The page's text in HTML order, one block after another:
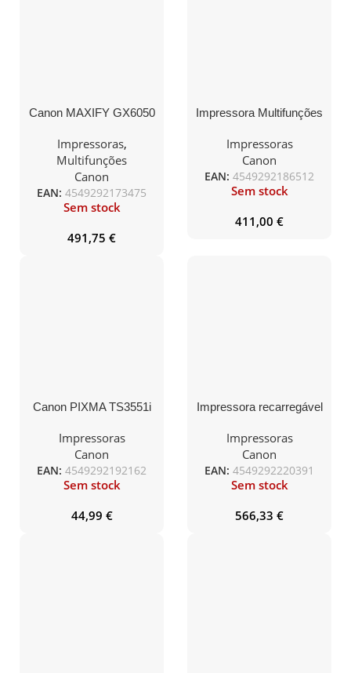
Canon MAXIFY GX6050
multifuncional WiFi/
Duplex/ Branco
Impressoras,
Multifunções
Canon
EAN: 4549292173475
Sem stock
491,75 €
Impressora Multifunções
MF453dw Mono WIFI,
Duplex (3 em 1)
Impressoras
Canon
EAN: 4549292186512
Sem stock
411,00 €
Canon PIXMA TS3551i
Fotográfica WiFi/Branco
Impressoras
Canon
EAN: 4549292192162
Sem stock
44,99 €
Impressora recarregável
MegaTank WiFi/ Duplex/
Branca
Impressoras
Canon
EAN: 4549292220391
Sem stock
566,33 €